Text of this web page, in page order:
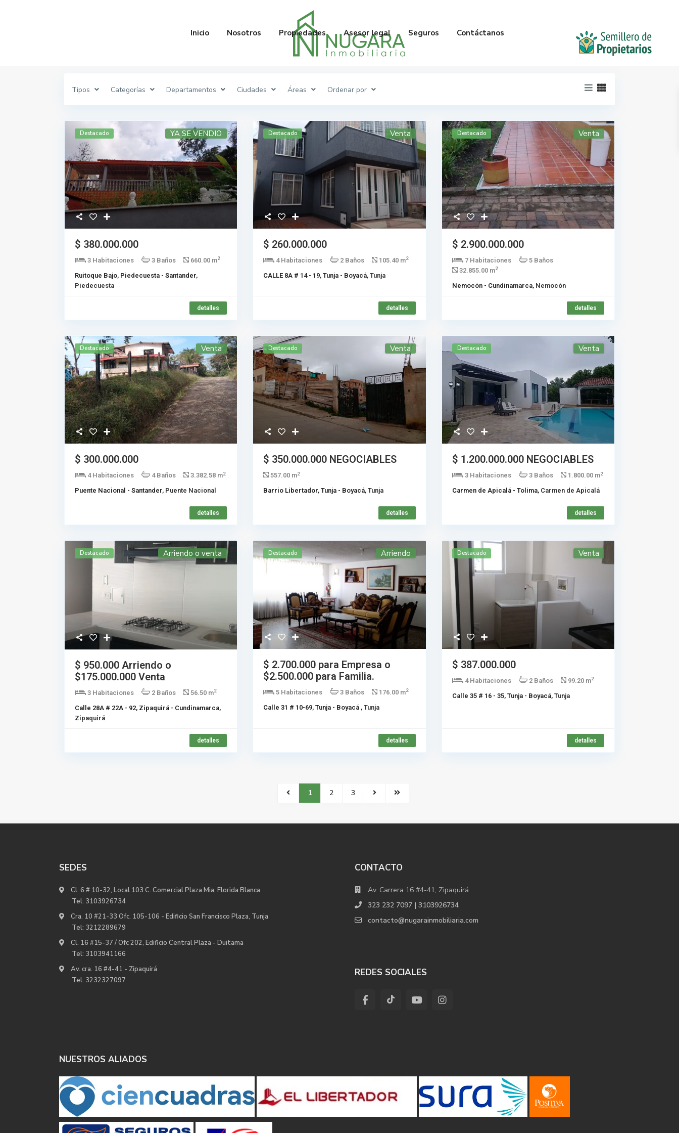
Inicio Nosotros Propiedades Asesor legal Seguros Contáctanos
Tipos Categorías Departamentos Ciudades Áreas Ordenar por
Destacado YA SE VENDIO
$ 380.000.000
3 Habitaciones 3 Baños 660.00 m2
Ruitoque Bajo, Piedecuesta - Santander,
Piedecuesta
detalles
Destacado Venta
$ 260.000.000
4 Habitaciones 2 Baños 105.40 m2
CALLE 8A # 14 - 19, Tunja - Boyacá,Tunja
detalles
Destacado Venta
$ 2.900.000.000
7 Habitaciones
5 Baños
32.855.00 m2
Nemocón - Cundinamarca, Nemocón
detalles
Destacado Venta
$ 300.000.000
4 Habitaciones 4 Baños 3.382.58 m2
Puente Nacional - Santander, Puente Nacional
detalles
Destacado Venta
$ 350.000.000 NEGOCIABLES
557.00 m2
Barrio Libertador, Tunja - Boyacá,Tunja
detalles
Destacado Venta
$ 1.200.000.000 NEGOCIABLES
3 Habitaciones 3 Baños 1.800.00 m2
Carmen de Apicalá - Tolima, Carmen de Apicalá
detalles
Destacado Arriendo o venta
$ 950.000 Arriendo o
$175.000.000 Venta
3 Habitaciones 2 Baños 56.50 m2
Calle 28A # 22A - 92, Zipaquirá - Cundinamarca,
Zipaquirá
detalles
Destacado Arriendo
$ 2.700.000 para Empresa o
$2.500.000 para Familia.
5 Habitaciones 3 Baños 176.00 m2
Calle 31 # 10-69, Tunja - Boyacá ,Tunja
detalles
Destacado Venta
$ 387.000.000
4 Habitaciones 2 Baños 99.20 m2
Calle 35 # 16 - 35, Tunja - Boyacá, Tunja
detalles
1 2 3
SEDES
Cl. 6 # 10-32, Local 103 C. Comercial Plaza Mia, Florida Blanca
Tel: 3103926734
Cra. 10 #21-33 Ofc. 105-106 - Edificio San Francisco Plaza, Tunja
Tel: 3212289679
Cl. 16 #15-37 / Ofc 202, Edificio Central Plaza - Duitama
Tel: 3103941166
Av. cra. 16 #4-41 - Zipaquirá
Tel: 3232327097
CONTACTO
Av. Carrera 16 #4-41, Zipaquirá
323 232 7097 | 3103926734
contacto@nugarainmobiliaria.com
REDES SOCIALES
NUESTROS ALIADOS